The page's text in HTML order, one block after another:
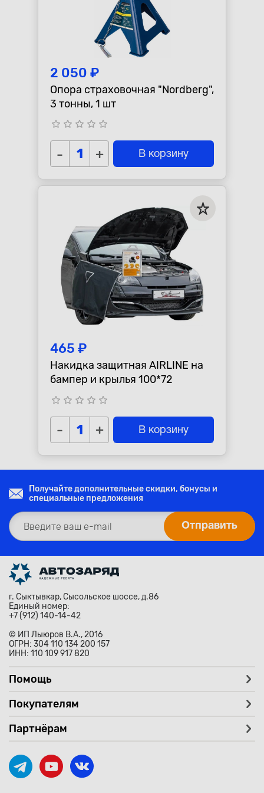
2 050 ₽
Опора страховочная "Nordberg",
3 тонны, 1 шт
star_border star_border star_border star_border star_border
- + В корзину
465 ₽
Накидка защитная AIRLINE на
бампер и крылья 100*72
star_border star_border star_border star_border star_border
- + В корзину
Получайте дополнительные скидки, бонусы и
специальные предложения
г. Сыктывкар, Сысольское шоссе, д.86
Единый номер:
+7 (912) 140-14-42
© ИП Лыюров В.А., 2016
ОГРН: 304 110 134 200 157
ИНН: 110 109 917 820
Помощь
Покупателям
Партнёрам